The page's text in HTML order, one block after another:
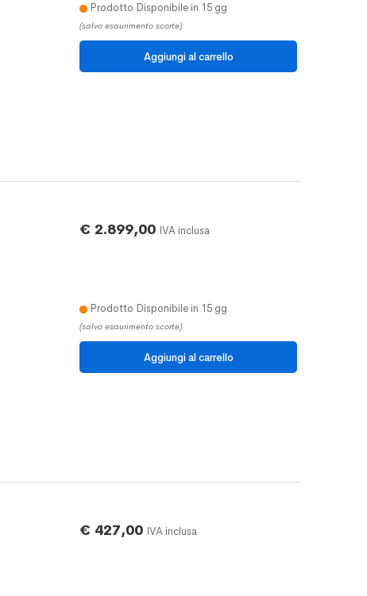
Prodotto Disponibile in 15 gg
(salvo esaurimento scorte)
€ 2.899,00 IVA inclusa
Prodotto Disponibile in 15 gg
(salvo esaurimento scorte)
€ 427,00 IVA inclusa